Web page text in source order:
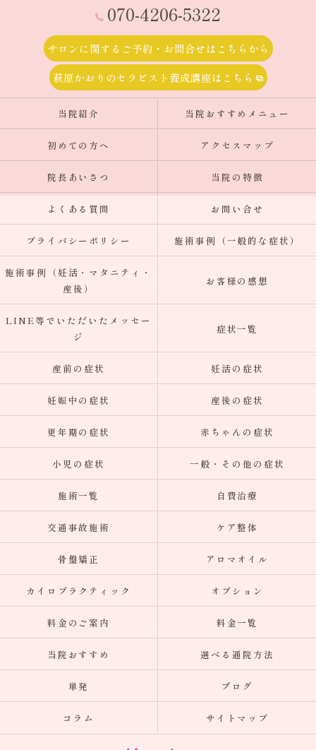
070-4206-5322
サロンに関するご予約・お問合せはこちらから
萩原かおりのセラピスト養成講座はこちら
当院紹介 当院おすすめメニュー
初めての方へ アクセスマップ
院長あいさつ 当院の特徴
よくある質問 お問い合せ
プライバシーポリシー 施術事例（一般的な症状）
施術事例（妊活・マタニティ・
産後）
お客様の感想
LINE等でいただいたメッセー
ジ
症状一覧
産前の症状 妊活の症状
妊娠中の症状 産後の症状
更年期の症状 赤ちゃんの症状
小児の症状 一般・その他の症状
施術一覧 自費治療
交通事故施術 ケア整体
骨盤矯正 アロマオイル
カイロプラクティック オプション
料金のご案内 料金一覧
当院おすすめ 選べる通院方法
単発 ブログ
コラム サイトマップ